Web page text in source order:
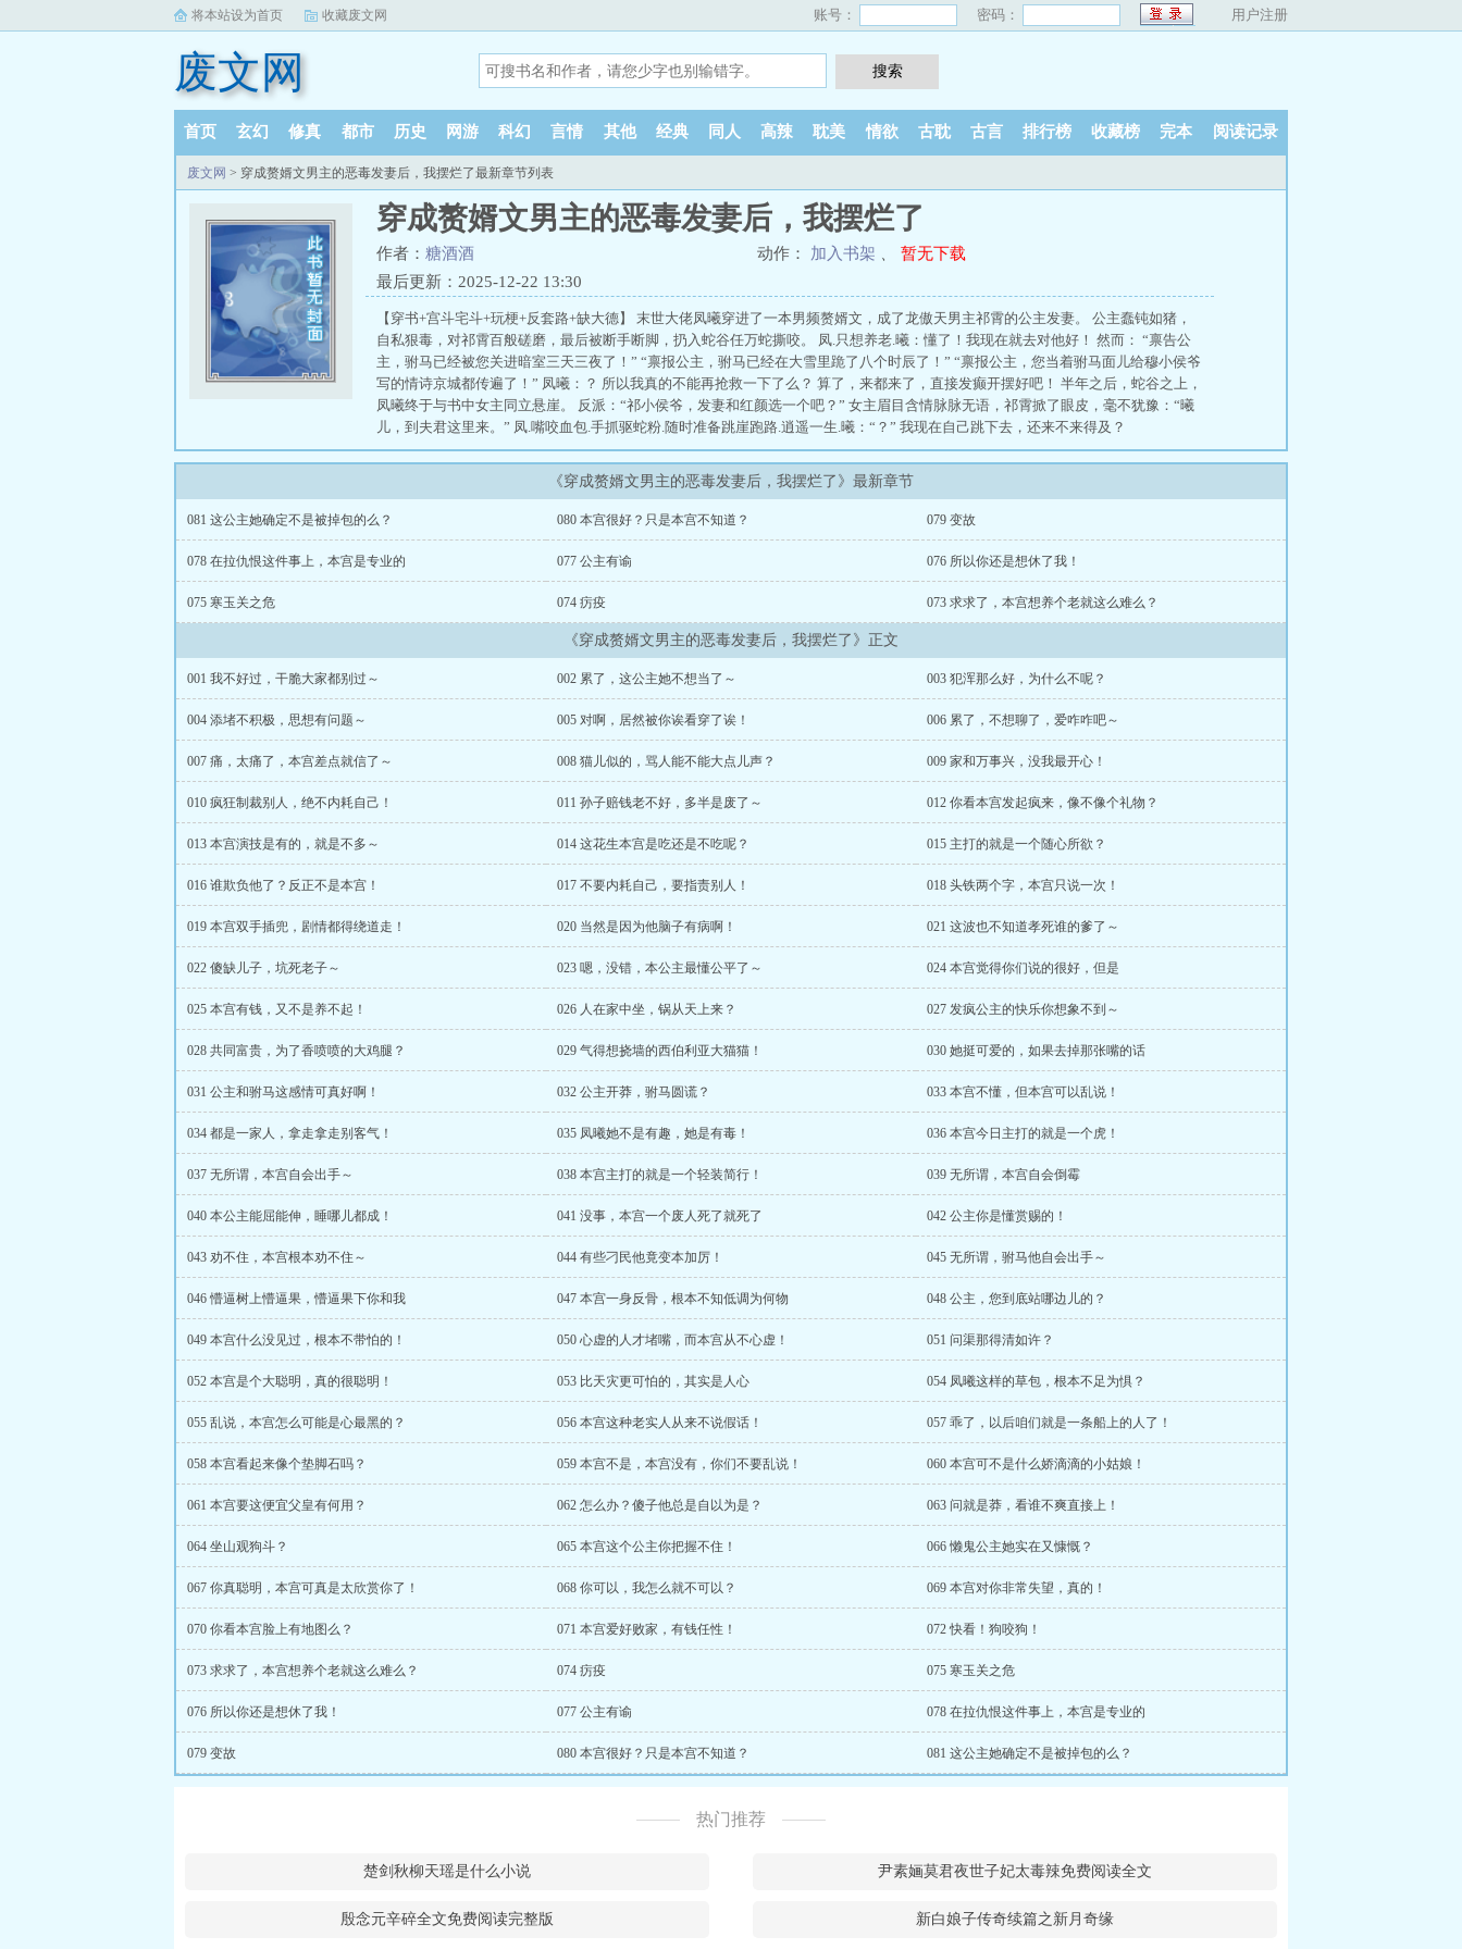
将本站设为首页 收藏废文网 账号： 密码： 用户注册
废文网
首页 玄幻 修真 都市 历史 网游 科幻 言情 其他 经典 同人 高辣 耽美 情欲 古耽 古言 排行榜 收藏榜 完本 阅读记录
废文网 > 穿成赘婿文男主的恶毒发妻后，我摆烂了最新章节列表
穿成赘婿文男主的恶毒发妻后，我摆烂了
作者： 糖酒酒 动作： 加入书架
暂无下载
最后更新：2025-12-22 13:30
【穿书+宫斗宅斗+玩梗+反套路+缺大德】 末世大佬凤曦穿进了一本男频赘婿文，成了龙傲天男主祁霄的公主发妻。 公主蠢钝如猪，
自私狠毒，对祁霄百般磋磨，最后被断手断脚，扔入蛇谷任万蛇撕咬。 凤.只想养老.曦：懂了！我现在就去对他好！ 然而： “禀告公
主，驸马已经被您关进暗室三天三夜了！” “禀报公主，驸马已经在大雪里跪了八个时辰了！” “禀报公主，您当着驸马面儿给穆小侯爷
写的情诗京城都传遍了！” 凤曦：？ 所以我真的不能再抢救一下了么？ 算了，来都来了，直接发癫开摆好吧！ 半年之后，蛇谷之上，
凤曦终于与书中女主同立悬崖。 反派：“祁小侯爷，发妻和红颜选一个吧？” 女主眉目含情脉脉无语，祁霄掀了眼皮，毫不犹豫：“曦
儿，到夫君这里来。” 凤.嘴咬血包.手抓驱蛇粉.随时准备跳崖跑路.逍遥一生.曦：“？” 我现在自己跳下去，还来不来得及？
《穿成赘婿文男主的恶毒发妻后，我摆烂了》最新章节
081 这公主她确定不是被掉包的么？ 080 本宫很好？只是本宫不知道？ 079 变故
078 在拉仇恨这件事上，本宫是专业的 077 公主有谕 076 所以你还是想休了我！
075 寒玉关之危 074 疠疫 073 求求了，本宫想养个老就这么难么？
《穿成赘婿文男主的恶毒发妻后，我摆烂了》正文
001 我不好过，干脆大家都别过～ 002 累了，这公主她不想当了～ 003 犯浑那么好，为什么不呢？
004 添堵不积极，思想有问题～ 005 对啊，居然被你诶看穿了诶！ 006 累了，不想聊了，爱咋咋吧～
007 痛，太痛了，本宫差点就信了～ 008 猫儿似的，骂人能不能大点儿声？ 009 家和万事兴，没我最开心！
010 疯狂制裁别人，绝不内耗自己！ 011 孙子赔钱老不好，多半是废了～ 012 你看本宫发起疯来，像不像个礼物？
013 本宫演技是有的，就是不多～ 014 这花生本宫是吃还是不吃呢？ 015 主打的就是一个随心所欲？
016 谁欺负他了？反正不是本宫！ 017 不要内耗自己，要指责别人！ 018 头铁两个字，本宫只说一次！
019 本宫双手插兜，剧情都得绕道走！ 020 当然是因为他脑子有病啊！ 021 这波也不知道孝死谁的爹了～
022 傻缺儿子，坑死老子～ 023 嗯，没错，本公主最懂公平了～ 024 本宫觉得你们说的很好，但是
025 本宫有钱，又不是养不起！ 026 人在家中坐，锅从天上来？ 027 发疯公主的快乐你想象不到～
028 共同富贵，为了香喷喷的大鸡腿？ 029 气得想挠墙的西伯利亚大猫猫！ 030 她挺可爱的，如果去掉那张嘴的话
031 公主和驸马这感情可真好啊！ 032 公主开莽，驸马圆谎？ 033 本宫不懂，但本宫可以乱说！
034 都是一家人，拿走拿走别客气！ 035 凤曦她不是有趣，她是有毒！ 036 本宫今日主打的就是一个虎！
037 无所谓，本宫自会出手～ 038 本宫主打的就是一个轻装简行！ 039 无所谓，本宫自会倒霉
040 本公主能屈能伸，睡哪儿都成！ 041 没事，本宫一个废人死了就死了 042 公主你是懂赏赐的！
043 劝不住，本宫根本劝不住～ 044 有些刁民他竟变本加厉！ 045 无所谓，驸马他自会出手～
046 懵逼树上懵逼果，懵逼果下你和我 047 本宫一身反骨，根本不知低调为何物 048 公主，您到底站哪边儿的？
049 本宫什么没见过，根本不带怕的！ 050 心虚的人才堵嘴，而本宫从不心虚！ 051 问渠那得清如许？
052 本宫是个大聪明，真的很聪明！ 053 比天灾更可怕的，其实是人心 054 凤曦这样的草包，根本不足为惧？
055 乱说，本宫怎么可能是心最黑的？ 056 本宫这种老实人从来不说假话！ 057 乖了，以后咱们就是一条船上的人了！
058 本宫看起来像个垫脚石吗？ 059 本宫不是，本宫没有，你们不要乱说！ 060 本宫可不是什么娇滴滴的小姑娘！
061 本宫要这便宜父皇有何用？ 062 怎么办？傻子他总是自以为是？ 063 问就是莽，看谁不爽直接上！
064 坐山观狗斗？ 065 本宫这个公主你把握不住！ 066 懒鬼公主她实在又慷慨？
067 你真聪明，本宫可真是太欣赏你了！ 068 你可以，我怎么就不可以？ 069 本宫对你非常失望，真的！
070 你看本宫脸上有地图么？ 071 本宫爱好败家，有钱任性！ 072 快看！狗咬狗！
073 求求了，本宫想养个老就这么难么？ 074 疠疫 075 寒玉关之危
076 所以你还是想休了我！ 077 公主有谕 078 在拉仇恨这件事上，本宫是专业的
079 变故 080 本宫很好？只是本宫不知道？ 081 这公主她确定不是被掉包的么？
热门推荐
楚剑秋柳天瑶是什么小说 尹素婳莫君夜世子妃太毒辣免费阅读全文
殷念元辛碎全文免费阅读完整版 新白娘子传奇续篇之新月奇缘